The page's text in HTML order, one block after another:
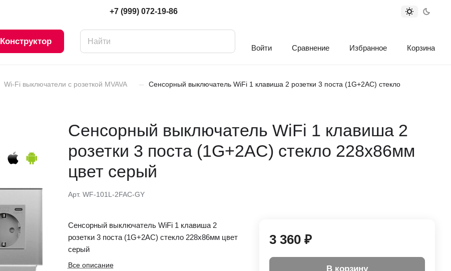
+7 (999) 072-19-86
Конструктор
Войти Сравнение Избранное Корзина
Wi-Fi выключатели с розеткой MVAVA –
Сенсорный выключатель WiFi 1 клавиша 2 розетки 3 поста (1G+2AC) стекло
Сенсорный выключатель WiFi 1 клавиша 2
розетки 3 поста (1G+2AC) стекло 228х86мм
цвет серый
Арт. WF-101L-2FAC-GY
Сенсорный выключатель WiFi 1 клавиша 2
розетки 3 поста (1G+2AC) стекло 228х86мм цвет
серый
Все описание
3 360 ₽
В корзину